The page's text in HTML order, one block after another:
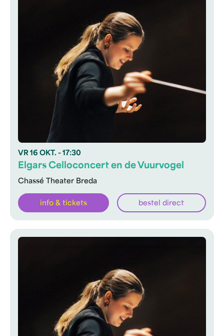
VR 16 OKT. - 17:30
Chassé Theater Breda
Elgars Celloconcert en de Vuurvogel
info & tickets bestel direct